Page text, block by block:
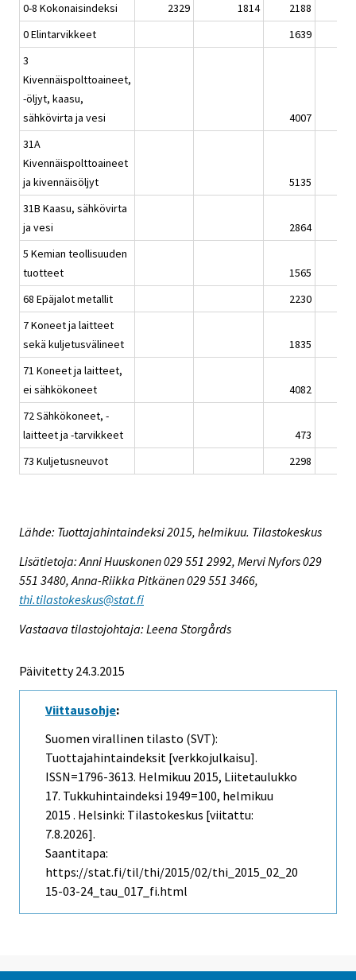
0-8 Kokonaisindeksi
2329 1814
2188
0 Elintarvikkeet
1639
3
Kivennäispolttoaineet,
-öljyt, kaasu,
sähkövirta ja vesi
4007
31A
Kivennäispolttoaineet
ja kivennäisöljyt
5135
31B Kaasu, sähkövirta
ja vesi
2864
5 Kemian teollisuuden
tuotteet
1565
68 Epäjalot metallit
2230
7 Koneet ja laitteet
sekä kuljetusvälineet
1835
71 Koneet ja laitteet,
ei sähkökoneet
4082
72 Sähkökoneet, -
laitteet ja -tarvikkeet
473
73 Kuljetusneuvot
2298
Lähde: Tuottajahintaindeksi 2015, helmikuu. Tilastokeskus
Lisätietoja: Anni Huuskonen 029 551 2992, Mervi Nyfors 029
551 3480, Anna-Riikka Pitkänen 029 551 3466,
thi.tilastokeskus@stat.fi
Vastaava tilastojohtaja: Leena Storgårds
Päivitetty 24.3.2015
Viittausohje:
Suomen virallinen tilasto (SVT):
Tuottajahintaindeksit [verkkojulkaisu].
ISSN=1796-3613. Helmikuu 2015, Liitetaulukko
17. Tukkuhintaindeksi 1949=100, helmikuu
2015 . Helsinki: Tilastokeskus [viitattu:
7.8.2026].
Saantitapa:
https://stat.fi/til/thi/2015/02/thi_2015_02_20
15-03-24_tau_017_fi.html